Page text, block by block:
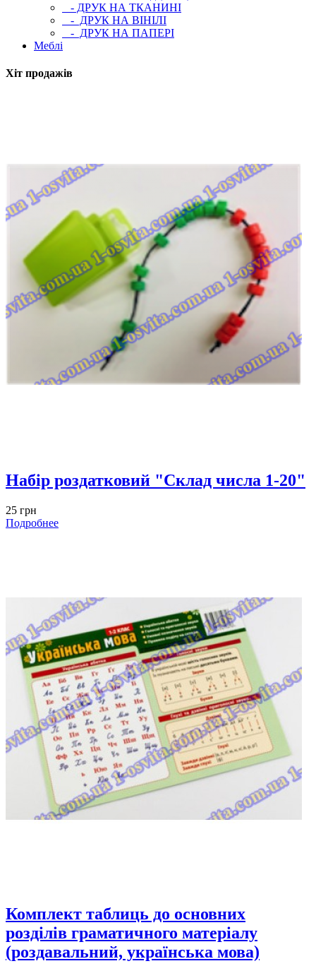
- ДРУК НА ТКАНИНІ
- ДРУК НА ВІНІЛІ
- ДРУК НА ПАПЕРІ
Меблі
Хіт продажів
Набір роздатковий "Склад числа 1-20"
25 грн
Подробнее
Комплект таблиць до основних
розділів граматичного матеріалу
(роздавальний, українська мова)